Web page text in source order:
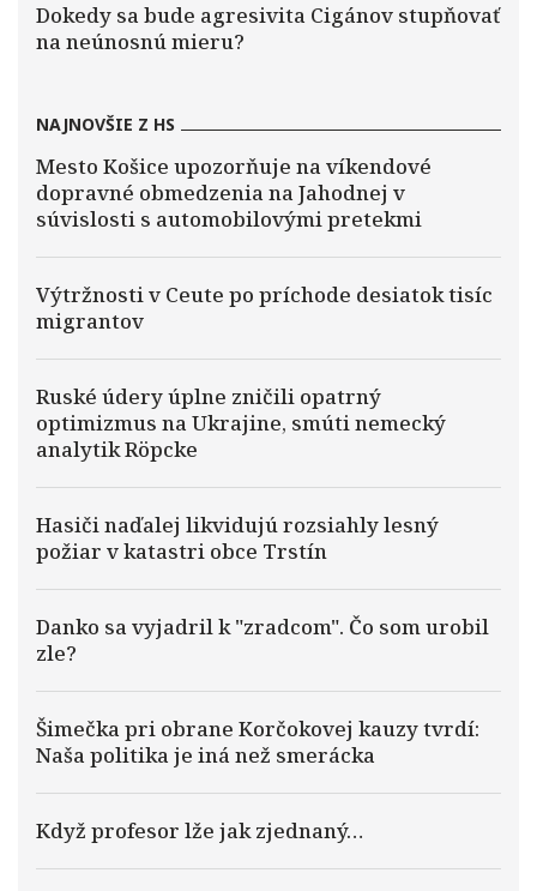
Dokedy sa bude agresivita Cigánov stupňovať
na neúnosnú mieru?
NAJNOVŠIE Z HS
Mesto Košice upozorňuje na víkendové
dopravné obmedzenia na Jahodnej v
súvislosti s automobilovými pretekmi
Výtržnosti v Ceute po príchode desiatok tisíc
migrantov
Ruské údery úplne zničili opatrný
optimizmus na Ukrajine, smúti nemecký
analytik Röpcke
Hasiči naďalej likvidujú rozsiahly lesný
požiar v katastri obce Trstín
Danko sa vyjadril k "zradcom". Čo som urobil
zle?
Šimečka pri obrane Korčokovej kauzy tvrdí:
Naša politika je iná než smerácka
Když profesor lže jak zjednaný…